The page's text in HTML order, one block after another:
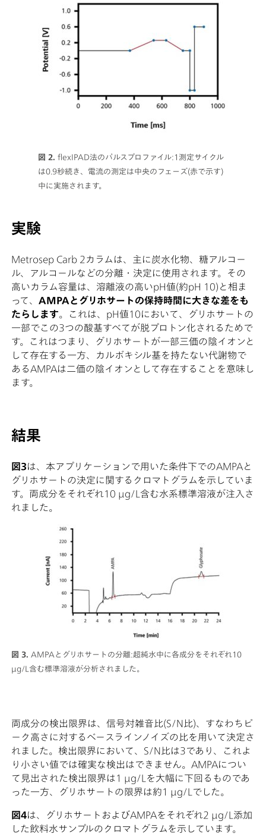
図 2.
flexIPAD法のパルスプロファイル:1測定サイクル
は0.9秒続き、電流の測定は中央のフェーズ(赤で示す)
中に実施されます。
実験
Metrosep Carb 2カラムは、主に炭水化物、糖アルコー
ル、アルコールなどの分離・決定に使用されます。その
高いカラム容量は、溶離液の高いpH値(約pH 10)と相ま
って、 AMPAとグリホサートの保持時間に大きな差をも
たらします。これは、pH値10において、グリホサートの
一部でこの3つの酸基すべてが脱プロトン化されるためで
す。これはつまり、グリホサートが一部三価の陰イオンと
して存在する一方、カルボキシル基を持たない代謝物で
あるAMPAは二価の陰イオンとして存在することを意味し
ます。
図 3. AMPAとグリホサートの分離:超純水中に各成分をそれぞれ10
µg/L含む標準溶液が分析されました。
結果
図3は、本アプリケーションで用いた条件下でのAMPAと
グリホサートの決定に関するクロマトグラムを示していま
す。両成分をそれぞれ10 µg/L含む水系標準溶液が注入さ
れました。
両成分の検出限界は、信号対雑音比(S/N比)、すなわちピ
ーク高さに対するベースラインノイズの比を用いて決定さ
れました。検出限界において、S/N比は3であり、これよ
り小さい値では確実な検出はできません。AMPAについ
て見出された検出限界は1 µg/Lを大幅に下回るものであ
った一方、グリホサートの限界は約1 µg/Lでした。
図4は、グリホサートおよびAMPAをそれぞれ2 µg/L添加
した飲料水サンプルのクロマトグラムを示しています。